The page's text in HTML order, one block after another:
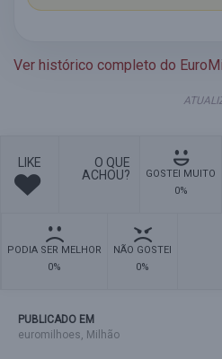
Ver histórico completo do
LIKE
O QUE
ACHOU?
GOSTEI MUITO
0%
PODIA SER MELHOR
0%
NÃO GOSTEI
0%
PUBLICADO EM
euromilhoes, Milhão